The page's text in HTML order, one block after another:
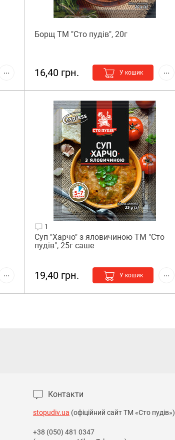
Борщ ТМ "Сто пудів", 20г
16,40 грн. У кошик
Суп "Харчо" з яловичиною ТМ "Сто
пудів", 25г саше
1
19,40 грн. У кошик
Контакти
stopudiv.ua (офіційний сайт ТМ «Сто пудів»)
+38 (050) 481 0347